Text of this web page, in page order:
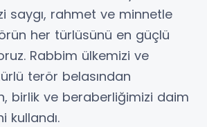
saygı, rahmet ve minnetle
her türlüsünü en güçlü
Rabbim ülkemizi ve
terör belasından
birlik ve beraberliğimizi daim
kullandı.